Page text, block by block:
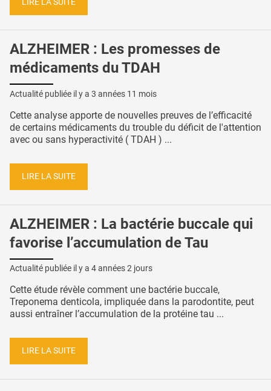
ALZHEIMER : Les promesses de
médicaments du TDAH
Actualité publiée il y a 3 années 11 mois
Cette analyse apporte de nouvelles preuves de l’efficacité
de certains médicaments du trouble du déficit de l'attention
avec ou sans hyperactivité ( TDAH ) ...
LIRE LA SUITE
ALZHEIMER : La bactérie buccale qui
favorise l’accumulation de Tau
Actualité publiée il y a 4 années 2 jours
Cette étude révèle comment une bactérie buccale,
Treponema denticola, impliquée dans la parodontite, peut
aussi entraîner l’accumulation de la protéine tau ...
LIRE LA SUITE